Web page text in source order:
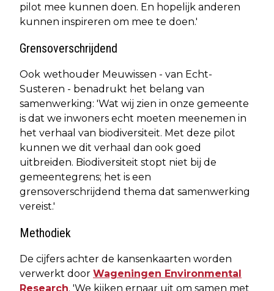
pilot mee kunnen doen. En hopelijk anderen
kunnen inspireren om mee te doen.'
Grensoverschrijdend
Ook wethouder Meuwissen - van Echt-
Susteren - benadrukt het belang van
samenwerking: 'Wat wij zien in onze gemeente
is dat we inwoners echt moeten meenemen in
het verhaal van biodiversiteit. Met deze pilot
kunnen we dit verhaal dan ook goed
uitbreiden. Biodiversiteit stopt niet bij de
gemeentegrens; het is een
grensoverschrijdend thema dat samenwerking
vereist.'
Methodiek
De cijfers achter de kansenkaarten worden
verwerkt door Wageningen Environmental
Research. 'We kijken ernaar uit om samen met